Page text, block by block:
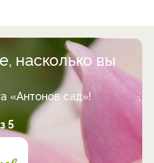
насколько вы
«Антонов сад»!
5